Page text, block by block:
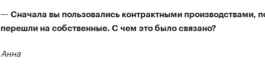
— Сначала вы пользовались контрактными производствами,
перешли на собственные. С чем это было связано?
Анна